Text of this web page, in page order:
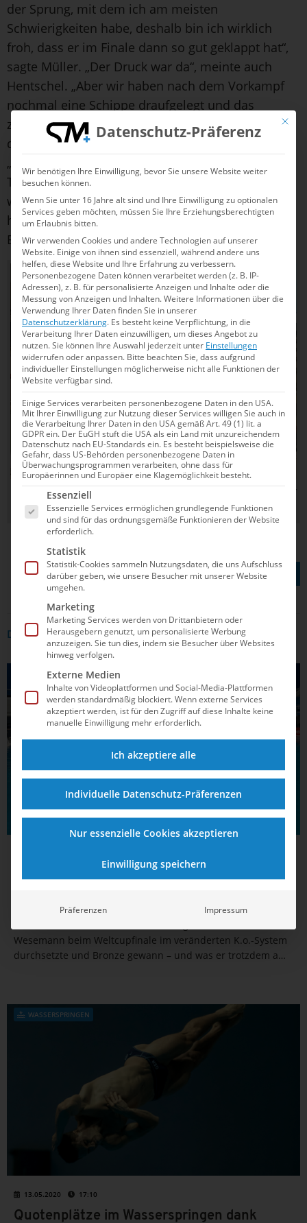
der Sprung, mit dem ich am meisten
Schwierigkeiten habe, deshalb bin ich wirklich
froh, dass er im Finale dann so gut geklappt hat“,
sagte Müller. „Der Druck war da“, meinte auch
Hentschel. „Aber wir haben nach dem Vorkampf
nochmal eine Schippe draufgelegt und das
zusammen hinbekommen.“ Mit dem WM-Ticket in
der Tasche falle jetzt ein großer Stein vom Herzen.
„Wir haben heute auch gemerkt, wie das ganze
Team hinter uns stand. Das hat sich angefühlt, als
wenn wir nicht alleine auf dem Brett stehen, und
hat uns nochmal zusätzlich gepusht“, so die
Berlinerin.
Auf nach Singapur: Lena Hentschel und Jette Müller nach der
Siegerehrung
TEILEN AUF
DAS KÖNNTE DICH AUCH INTERRESSIEREN
WASSERSPRINGEN
Wesemann beim Weltcupfinale im veränderten K.o.-System
durchsetzte und Bronze gewann – und was er trotzdem am
WASSERSPRINGEN
13.05.2020 17:10
Quotenplätze im Wasserspringen dank
Mit
Datenschutz-Präferenz
Wir benötigen Ihre Einwilligung, bevor Sie unsere Website weiter
besuchen können.
Wenn Sie unter 16 Jahre alt sind und Ihre Einwilligung zu optionalen
Services geben möchten, müssen Sie Ihre Erziehungsberechtigten
um Erlaubnis bitten.
Wir verwenden Cookies und andere Technologien auf unserer
Website. Einige von ihnen sind essenziell, während andere uns
helfen, diese Website und Ihre Erfahrung zu verbessern.
Personenbezogene Daten können verarbeitet werden (z. B. IP-
Adressen), z. B. für personalisierte Anzeigen und Inhalte oder die
Messung von Anzeigen und Inhalten.Weitere Informationen über die
Verwendung Ihrer Daten finden Sie in unserer
Datenschutzerklärung. Es besteht keine Verpflichtung, in die
Verarbeitung Ihrer Daten einzuwilligen, um dieses Angebot zu
nutzen.Sie können Ihre Auswahl jederzeit unter Einstellungen
widerrufen oder anpassen. Bitte beachten Sie, dass aufgrund
individueller Einstellungen möglicherweise nicht alle Funktionen der
Website verfügbar sind.
Einige Services verarbeiten personenbezogene Daten in den USA.
Mit Ihrer Einwilligung zur Nutzung dieser Services willigen Sie auch in
die Verarbeitung Ihrer Daten in den USA gemäß Art. 49 (1) lit. a
GDPR ein. Der EuGH stuft die USA als ein Land mit unzureichendem
Datenschutz nach EU-Standards ein. Es besteht beispielsweise die
Gefahr, dass US-Behörden personenbezogene Daten in
Überwachungsprogrammen verarbeiten, ohne dass für
Europäerinnen und Europäer eine Klagemöglichkeit besteht.
Es folgt eine Liste der Service-Gruppen, für die
Essenziell
Essenzielle Services ermöglichen grundlegende Funktionen
und sind für das ordnungsgemäße Funktionieren der Website
erforderlich.
Statistik
Statistik-Cookies sammeln Nutzungsdaten, die uns Aufschluss
darüber geben, wie unsere Besucher mit unserer Website
umgehen.
Marketing
Marketing Services werden von Drittanbietern oder
Herausgebern genutzt, um personalisierte Werbung
anzuzeigen. Sie tun dies, indem sie Besucher über Websites
hinweg verfolgen.
Externe Medien
Inhalte von Videoplattformen und Social-Media-Plattformen
werden standardmäßig blockiert. Wenn externe Services
akzeptiert werden, ist für den Zugriff auf diese Inhalte keine
manuelle Einwilligung mehr erforderlich.
Ich akzeptiere alle
Individuelle Datenschutz-Präferenzen
Nur essenzielle Cookies akzeptieren
Einwilligung speichern
Präferenzen Impressum